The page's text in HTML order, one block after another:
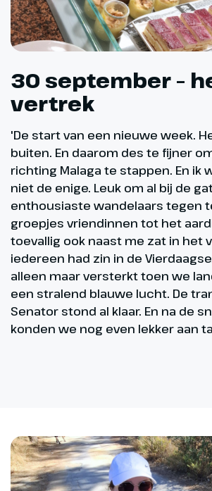
30 september –
vertrek
'De start van een nieuwe week.
buiten. En daarom des te fijner
richting Malaga te stappen. En ik
niet de enige. Leuk om al bij de
enthousiaste wandelaars tegen
groepjes vriendinnen tot het
toevallig ook naast me zat in het
iedereen had zin in de
alleen maar versterkt toen we
een stralend blauwe lucht. De
Senator stond al klaar. En na de
konden we nog even lekker aan